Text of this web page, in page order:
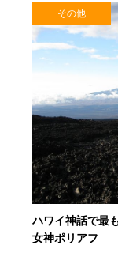
その他
ハワイ神話で最
女神ポリアフ